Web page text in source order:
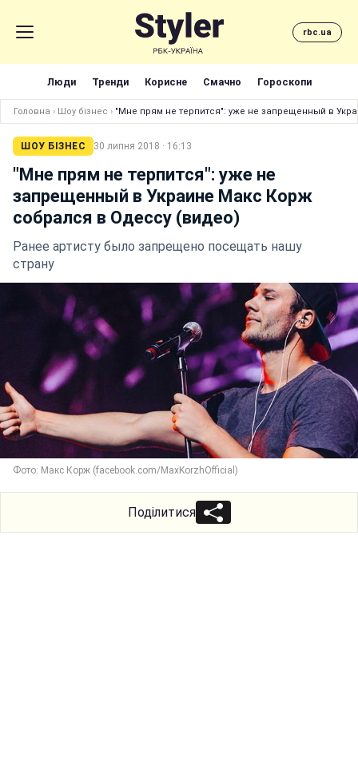
rbc.ua
Люди Тренди Корисне Смачно Гороскопи
Головна › Шоу бізнес › "Мне прям не терпится": уже не запрещенный в
ШОУ БІЗНЕС 30 липня 2018 · 16:13
"Мне прям не терпится": уже не
запрещенный в Украине Макс Корж
собрался в Одессу (видео)
Ранее артисту было запрещено посещать нашу
страну
Фото: Макс Корж (facebook.com/MaxKorzhOfficial)
Поділитися